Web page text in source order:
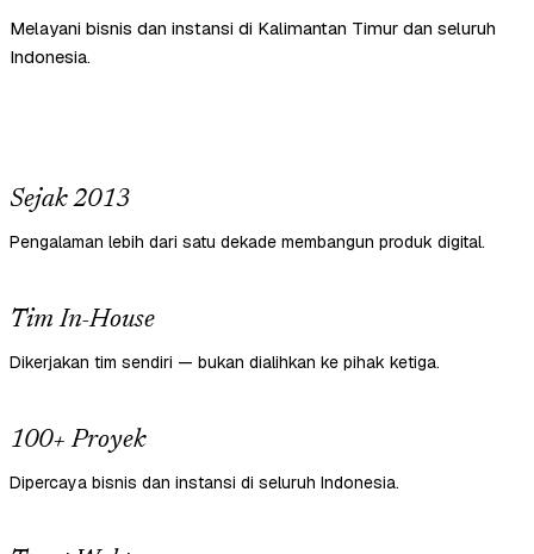
Melayani bisnis dan instansi di Kalimantan Timur dan seluruh
Indonesia.
Sejak 2013
Pengalaman lebih dari satu dekade membangun produk digital.
Tim In-House
Dikerjakan tim sendiri — bukan dialihkan ke pihak ketiga.
100+ Proyek
Dipercaya bisnis dan instansi di seluruh Indonesia.